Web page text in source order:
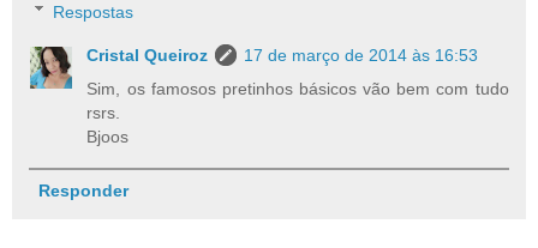
Respostas
Cristal Queiroz
17 de março de 2014 às 16:53
Sim, os famosos pretinhos básicos vão bem com tudo
rsrs.
Bjoos
Responder